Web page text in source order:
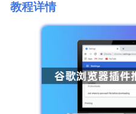
教程详情